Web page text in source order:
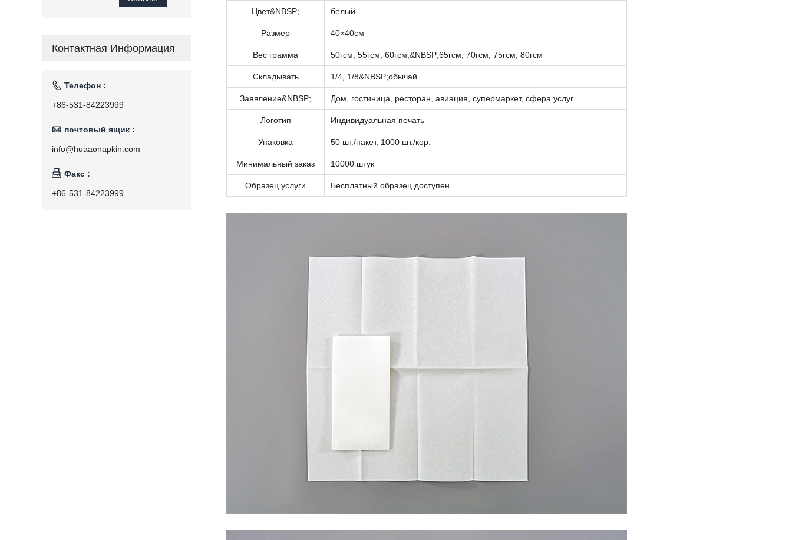
Цвет&NBSP; белый
Размер 40×40см
Вес грамма 50гсм, 55гсм, 60гсм,&NBSP;65гсм, 70гсм, 75гсм, 80гсм
Складывать 1/4, 1/8&NBSP;обычай
Заявление&NBSP; Дом, гостиница, ресторан, авиация, супермаркет, сфера услуг
Логотип Индивидуальная печать
Упаковка 50 шт./пакет, 1000 шт./кор.
Минимальный заказ 10000 штук
Образец услуги Бесплатный образец доступен
Контактная Информация
 Телефон :
+86-531-84223999
 почтовый ящик :
info@huaaonapkin.com
 Факс :
+86-531-84223999